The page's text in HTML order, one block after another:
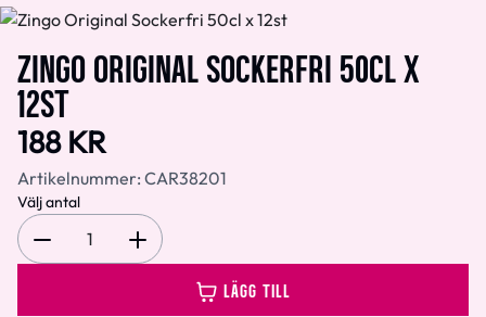
ZINGO ORIGINAL SOCKERFRI 50CL X
12ST
188 KR
Artikelnummer: CAR38201
Välj antal
1
LÄGG TILL